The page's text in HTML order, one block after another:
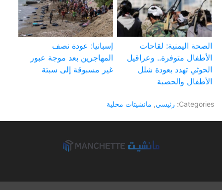
الصحة اليمنية: لقاحات
الأطفال متوفرة.. وعراقيل
الحوثي تهدد بعودة شلل
الأطفال والحصبة
إسبانيا: عودة نصف
المهاجرين بعد موجة عبور
غير مسبوقة إلى سبتة
Categories: رئيسي, مانشيتات محلية